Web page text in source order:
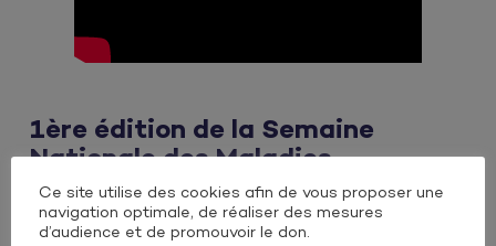
1ère édition de la Semaine
Nationale des Maladies
Cardiométaboliques
Ce site utilise des cookies afin de vous proposer une
navigation optimale, de réaliser des mesures
d’audience et de promouvoir le don.